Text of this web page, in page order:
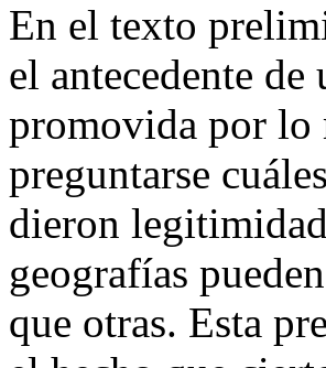
En el texto
el antecedente de
promovida por lo
preguntarse
dieron
geografías
que otras. Esta